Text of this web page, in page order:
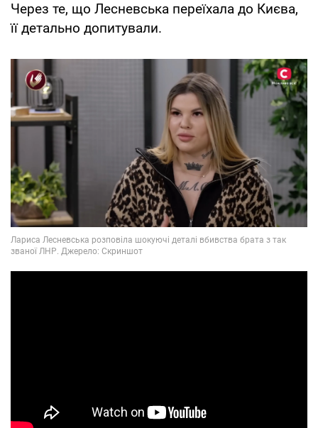
Через те, що Лесневська переїхала до Києва,
її детально допитували.